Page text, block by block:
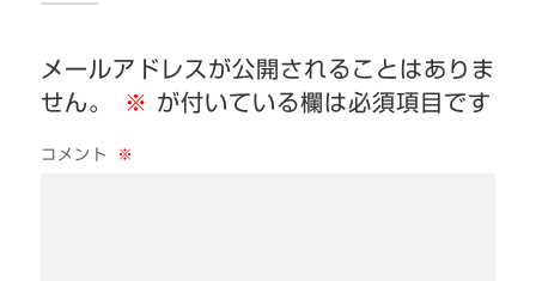
メールアドレスが公開されることはありま
せん。
※ が付いている欄は必須項目です
コメント ※